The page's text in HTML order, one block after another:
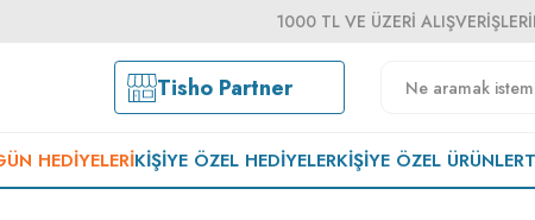
1000 TL VE ÜZERI
Tisho Partner
HEDIYELERIKIŞIYE ÖZEL HEDIYELERKIŞIYE ÖZEL ÜRÜNLER